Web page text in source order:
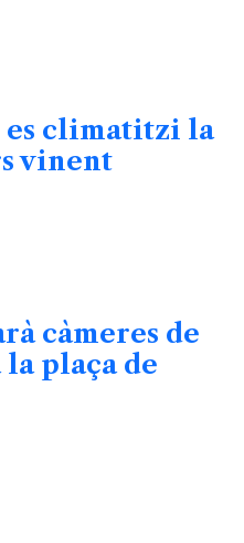
es climatitzi la
vinent
càmeres de
plaça de